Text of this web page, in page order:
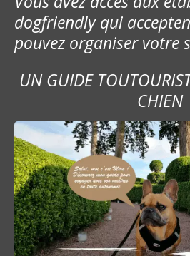
’
a
r
t
i
c
l
e
dogfriendly qui
pouvez organiser votre
UN GUIDE
CHIEN